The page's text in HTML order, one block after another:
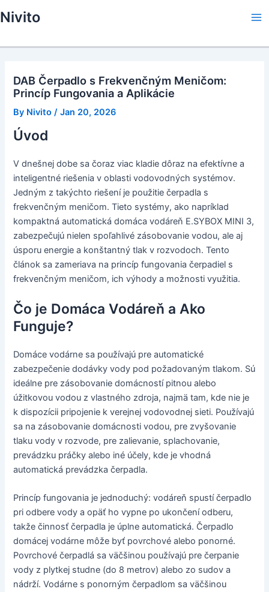
to
Nivito
DAB Čerpadlo s Frekvenčným Meničom:
Princíp Fungovania a Aplikácie
By Nivito /Jan 20, 2026
Úvod
V dnešnej dobe sa čoraz viac kladie dôraz na efektívne a
inteligentné riešenia v oblasti vodovodných systémov.
Jedným z takýchto riešení je použitie čerpadla s
frekvenčným meničom. Tieto systémy, ako napríklad
kompaktná automatická domáca vodáreň E.SYBOX MINI 3,
zabezpečujú nielen spoľahlivé zásobovanie vodou, ale aj
úsporu energie a konštantný tlak v rozvodoch. Tento
článok sa zameriava na princíp fungovania čerpadiel s
frekvenčným meničom, ich výhody a možnosti využitia.
Čo je Domáca Vodáreň a Ako
Funguje?
Domáce vodárne sa používajú pre automatické
zabezpečenie dodávky vody pod požadovaným tlakom. Sú
ideálne pre zásobovanie domácností pitnou alebo
úžitkovou vodou z vlastného zdroja, najmä tam, kde nie je
k dispozícii pripojenie k verejnej vodovodnej sieti. Používajú
sa na zásobovanie domácnosti vodou, pre zvyšovanie
tlaku vody v rozvode, pre zalievanie, splachovanie,
prevádzku práčky alebo iné účely, kde je vhodná
automatická prevádzka čerpadla.
Princíp fungovania je jednoduchý: vodáreň spustí čerpadlo
pri odbere vody a opäť ho vypne po ukončení odberu,
takže činnosť čerpadla je úplne automatická. Čerpadlo
domácej vodárne môže byť povrchové alebo ponorné.
Povrchové čerpadlá sa väčšinou používajú pre čerpanie
vody z plytkej studne (do 8 metrov) alebo zo sudov a
nádrží. Vodárne s ponorným čerpadlom sa väčšinou